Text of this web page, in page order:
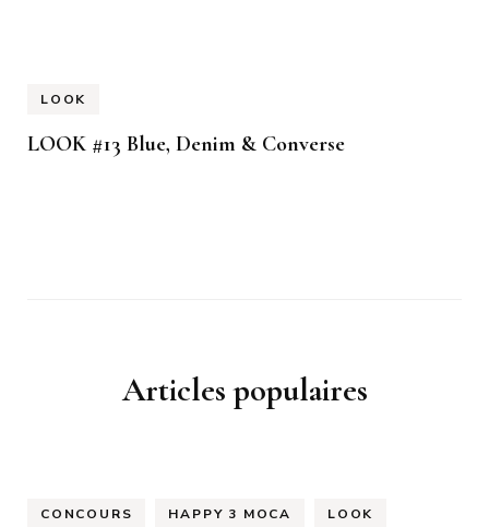
LOOK
LOOK #13 Blue, Denim & Converse
Articles populaires
CONCOURS HAPPY 3 MOCA LOOK